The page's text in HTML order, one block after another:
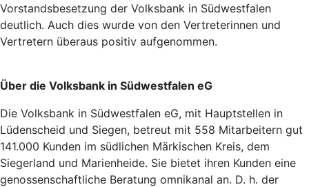
Vorstandsbesetzung der Volksbank in Südwestfalen
deutlich. Auch dies wurde von den Vertreterinnen und
Vertretern überaus positiv aufgenommen.
Über die Volksbank in Südwestfalen eG
Die Volksbank in Südwestfalen eG, mit Hauptstellen in
Lüdenscheid und Siegen, betreut mit 558 Mitarbeitern gut
141.000 Kunden im südlichen Märkischen Kreis, dem
Siegerland und Marienheide. Sie bietet ihren Kunden eine
genossenschaftliche Beratung omnikanal an. D. h. der